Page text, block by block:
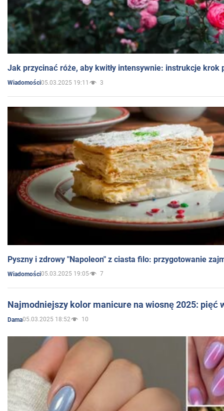
Jak przycinać róże, aby kwitły intensywnie: instrukcje krok
Wiadomości05.03.2025 19:11 3
Pyszny i zdrowy "Napoleon" z ciasta filo: przygotowanie
Wiadomości05.03.2025 19:05 7
Najmodniejszy kolor manicure na wiosnę 2025: pięć
Dama05.03.2025 18:52 10